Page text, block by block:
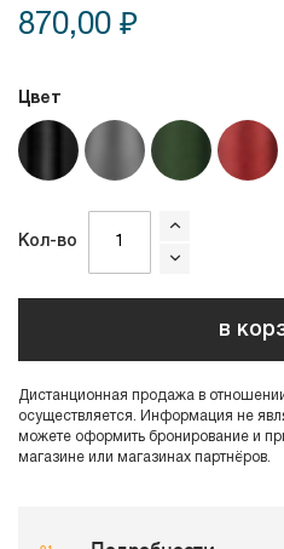
870,00 ₽
Цвет
Кол-во
в
Дистанционная продажа в
осуществляется. Информация не
можете оформить бронирование и
магазине или магазинах партнёров.